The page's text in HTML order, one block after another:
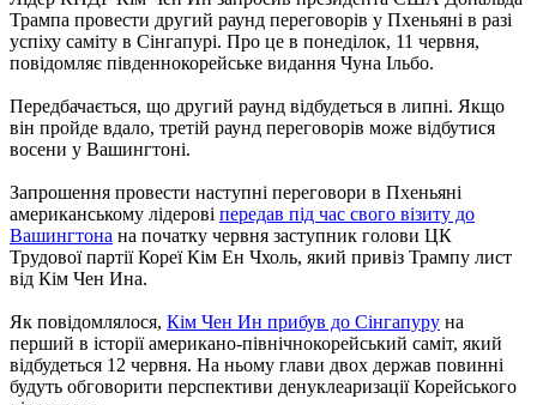
Трампа провести другий раунд переговорів у Пхеньяні в разі
успіху саміту в Сінгапурі. Про це в понеділок, 11 червня,
повідомляє південнокорейське видання Чуна Ільбо.
Передбачається, що другий раунд відбудеться в липні. Якщо
він пройде вдало, третій раунд переговорів може відбутися
восени у Вашингтоні.
Запрошення провести наступні переговори в Пхеньяні
американському лідерові передав під час свого візиту до
Вашингтона на початку червня заступник голови ЦК
Трудової партії Кореї Кім Ен Чхоль, який привіз Трампу лист
від Кім Чен Ина.
Як повідомлялося, Кім Чен Ин прибув до Сінгапуру на
перший в історії американо-північнокорейський саміт, який
відбудеться 12 червня. На ньому глави двох держав повинні
будуть обговорити перспективи денуклеаризації Корейського